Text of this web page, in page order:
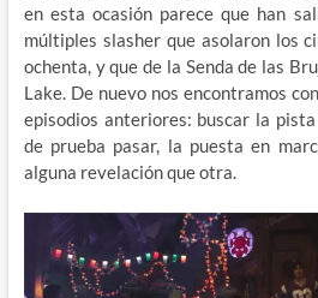
en esta ocasión parece que han
múltiples slasher que asolaron los
ochenta, y que de la Senda de las
Lake. De nuevo nos encontramos
episodios anteriores: buscar la
de prueba pasar, la puesta en
alguna revelación que otra.